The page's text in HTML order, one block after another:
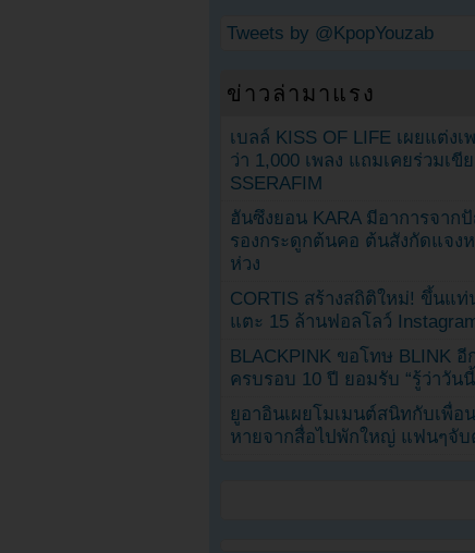
Tweets by @KpopYouzab
ข่าวล่ามาแรง
เบลล์ KISS OF LIFE เผยแต่งเ
ว่า 1,000 เพลง แถมเคยร่วมเขี
SSERAFIM
ฮันซึงยอน KARA มีอาการจา
รองกระดูกต้นคอ ต้นสังกัดแจง
ห่วง
CORTIS สร้างสถิติใหม่! ขึ้นแท่
แตะ 15 ล้านฟอลโลว์ Instagram
BLACKPINK ขอโทษ BLINK อี
ครบรอบ 10 ปี ยอมรับ “รู้ว่าวันนี้
ยูอาอินเผยโมเมนต์สนิทกับเพื่อ
หายจากสื่อไปพักใหญ่ แฟนๆจับ